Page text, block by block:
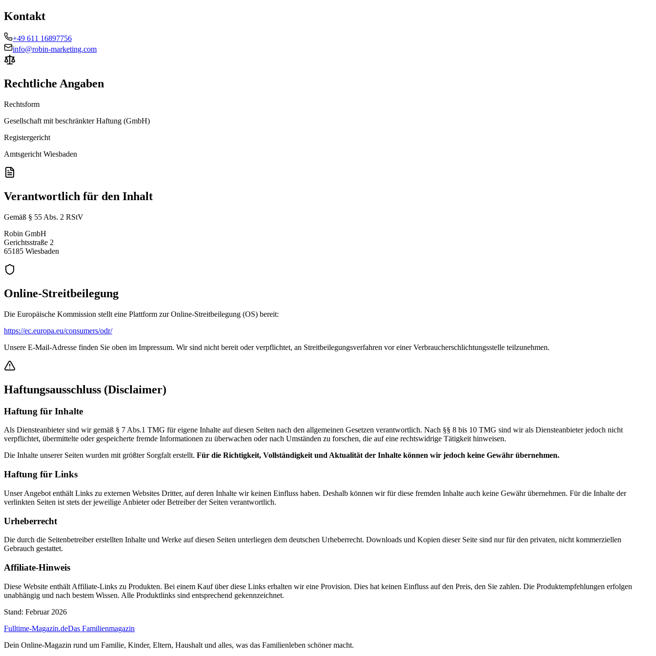
Kontakt
+49 611 16897756
info@robin-marketing.com
Rechtliche Angaben
Rechtsform
Gesellschaft mit beschränkter Haftung (GmbH)
Registergericht
Amtsgericht Wiesbaden
Verantwortlich für den Inhalt
Gemäß § 55 Abs. 2 RStV
Robin GmbH
Gerichtsstraße 2
65185 Wiesbaden
Online-Streitbeilegung
Die Europäische Kommission stellt eine Plattform zur Online-Streitbeilegung (OS) bereit:
https://ec.europa.eu/consumers/odr/
Unsere E-Mail-Adresse finden Sie oben im Impressum. Wir sind nicht bereit oder verpflichtet, an Streitbeilegungsverfahren vor einer Verbraucherschlichtungsstelle teilzunehmen.
Haftungsausschluss (Disclaimer)
Haftung für Inhalte
Als Diensteanbieter sind wir gemäß § 7 Abs.1 TMG für eigene Inhalte auf diesen Seiten nach den allgemeinen Gesetzen verantwortlich. Nach §§ 8 bis 10 TMG sind wir als Diensteanbieter jedoch nicht
verpflichtet, übermittelte oder gespeicherte fremde Informationen zu überwachen oder nach Umständen zu forschen, die auf eine rechtswidrige Tätigkeit hinweisen.
Die Inhalte unserer Seiten wurden mit größter Sorgfalt erstellt. Für die Richtigkeit, Vollständigkeit und Aktualität der Inhalte können wir jedoch keine Gewähr übernehmen.
Haftung für Links
Unser Angebot enthält Links zu externen Websites Dritter, auf deren Inhalte wir keinen Einfluss haben. Deshalb können wir für diese fremden Inhalte auch keine Gewähr übernehmen. Für die Inhalte der
verlinkten Seiten ist stets der jeweilige Anbieter oder Betreiber der Seiten verantwortlich.
Urheberrecht
Die durch die Seitenbetreiber erstellten Inhalte und Werke auf diesen Seiten unterliegen dem deutschen Urheberrecht. Downloads und Kopien dieser Seite sind nur für den privaten, nicht kommerziellen
Gebrauch gestattet.
Affiliate-Hinweis
Diese Website enthält Affiliate-Links zu Produkten. Bei einem Kauf über diese Links erhalten wir eine Provision. Dies hat keinen Einfluss auf den Preis, den Sie zahlen. Die Produktempfehlungen erfolgen
unabhängig und nach bestem Wissen. Alle Produktlinks sind entsprechend gekennzeichnet.
Stand: Februar 2026
Fulltime-Magazin.deDas Familienmagazin
Dein Online-Magazin rund um Familie, Kinder, Eltern, Haushalt und alles, was das Familienleben schöner macht.